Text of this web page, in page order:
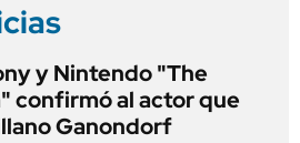
y Nintendo "The
confirmó al actor que
Ganondorf